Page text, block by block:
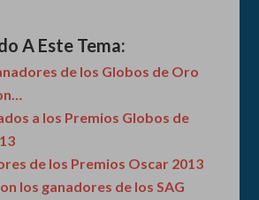
A Este Tema:
de los Globos de Oro
a los Premios Globos de
de los Premios Oscar 2013
los ganadores de los SAG